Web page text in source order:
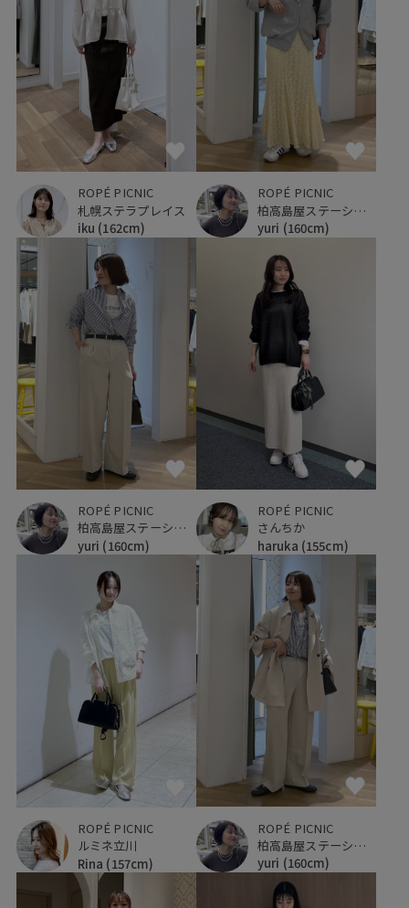
ROPÉ PICNIC
札幌ステラプレイス
iku (162cm)
ROPÉ PICNIC
柏高島屋ステーションモール
yuri (160cm)
ROPÉ PICNIC
柏高島屋ステーションモール
yuri (160cm)
ROPÉ PICNIC
さんちか
haruka (155cm)
ROPÉ PICNIC
ルミネ立川
Rina (157cm)
ROPÉ PICNIC
柏高島屋ステーションモール
yuri (160cm)